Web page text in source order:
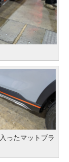
ったマットブラ